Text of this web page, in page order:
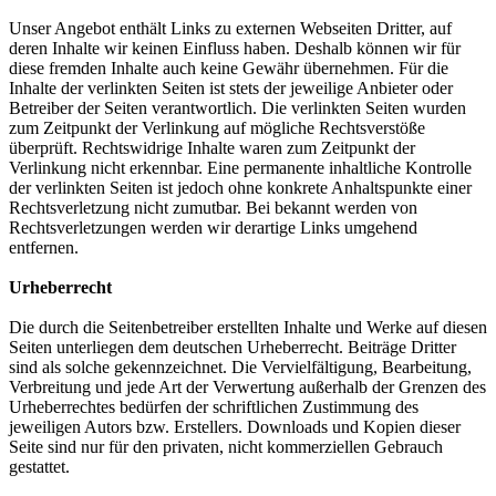
Unser Angebot enthält Links zu externen Webseiten Dritter, auf
deren Inhalte wir keinen Einfluss haben. Deshalb können wir für
diese fremden Inhalte auch keine Gewähr übernehmen. Für die
Inhalte der verlinkten Seiten ist stets der jeweilige Anbieter oder
Betreiber der Seiten verantwortlich. Die verlinkten Seiten wurden
zum Zeitpunkt der Verlinkung auf mögliche Rechtsverstöße
überprüft. Rechtswidrige Inhalte waren zum Zeitpunkt der
Verlinkung nicht erkennbar. Eine permanente inhaltliche Kontrolle
der verlinkten Seiten ist jedoch ohne konkrete Anhaltspunkte einer
Rechtsverletzung nicht zumutbar. Bei bekannt werden von
Rechtsverletzungen werden wir derartige Links umgehend
entfernen.
Urheberrecht
Die durch die Seitenbetreiber erstellten Inhalte und Werke auf diesen
Seiten unterliegen dem deutschen Urheberrecht. Beiträge Dritter
sind als solche gekennzeichnet. Die Vervielfältigung, Bearbeitung,
Verbreitung und jede Art der Verwertung außerhalb der Grenzen des
Urheberrechtes bedürfen der schriftlichen Zustimmung des
jeweiligen Autors bzw. Erstellers. Downloads und Kopien dieser
Seite sind nur für den privaten, nicht kommerziellen Gebrauch
gestattet.